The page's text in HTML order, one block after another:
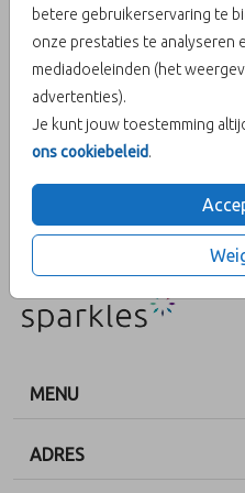
betere gebruikerservaring te
onze prestaties te analyseren
mediadoeleinden (het
advertenties).
Je kunt jouw toestemming
ons cookiebeleid.
Aantal
Prijs: per 25 zegels
MENU
ADRES